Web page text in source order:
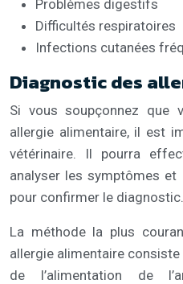
Problèmes digestifs
Difficultés respiratoires
Infections cutanées
Diagnostic des
Si vous soupçonnez que
allergie alimentaire, il est
vétérinaire. Il pourra
analyser les symptômes
pour confirmer le diagnostic.
La méthode la plus
allergie alimentaire
de l’alimentation de